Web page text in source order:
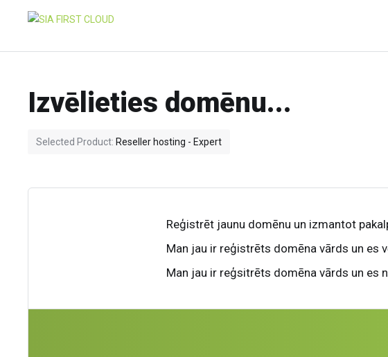
Izvēlieties domēnu...
Selected Product: Reseller hosting - Expert
Reģistrēt jaunu domēnu un izmantot
Man jau ir reģistrēts domēna vārds un es
Man jau ir reģsitrēts domēna vārds un es